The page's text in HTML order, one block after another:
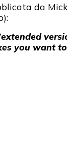
da Mick
you want